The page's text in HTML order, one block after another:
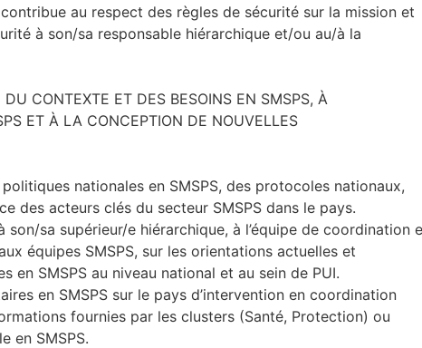
au respect des règles de sécurité sur la mission et
à son/sa responsable hiérarchique et/ou au/à la
CONTEXTE ET DES BESOINS EN SMSPS, À
ET À LA CONCEPTION DE NOUVELLES
nationales en SMSPS, des protocoles nationaux,
des acteurs clés du secteur SMSPS dans le pays.
sa supérieur/e hiérarchique, à l’équipe de coordination
équipes SMSPS, sur les orientations actuelles et
en SMSPS au niveau national et au sein de PUI.
en SMSPS sur le pays d’intervention en coordination
fournies par les clusters (Santé, Protection) ou
en SMSPS.